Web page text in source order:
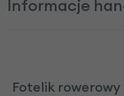
Informacje
Fotelik rowerowy